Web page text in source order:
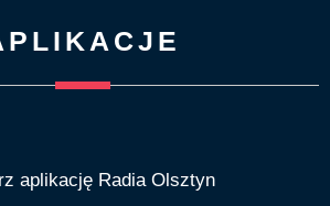
aplikację Radia Olsztyn